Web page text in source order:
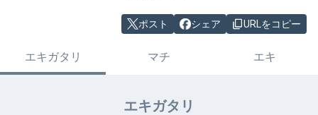
ポスト シェア URLをコピー
エキガタリ マチ エキ
エキガタリ